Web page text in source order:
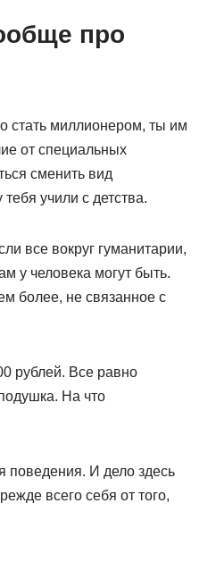
про
стать миллионером, ты им
от специальных
сменить вид
учили с детства.
все вокруг гуманитарии,
у человека могут быть.
более, не связанное с
рублей. Все равно
На что
поведения. И дело здесь
всего себя от того,